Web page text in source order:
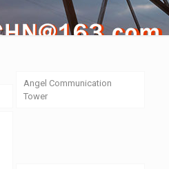
Angel Communication
Tower